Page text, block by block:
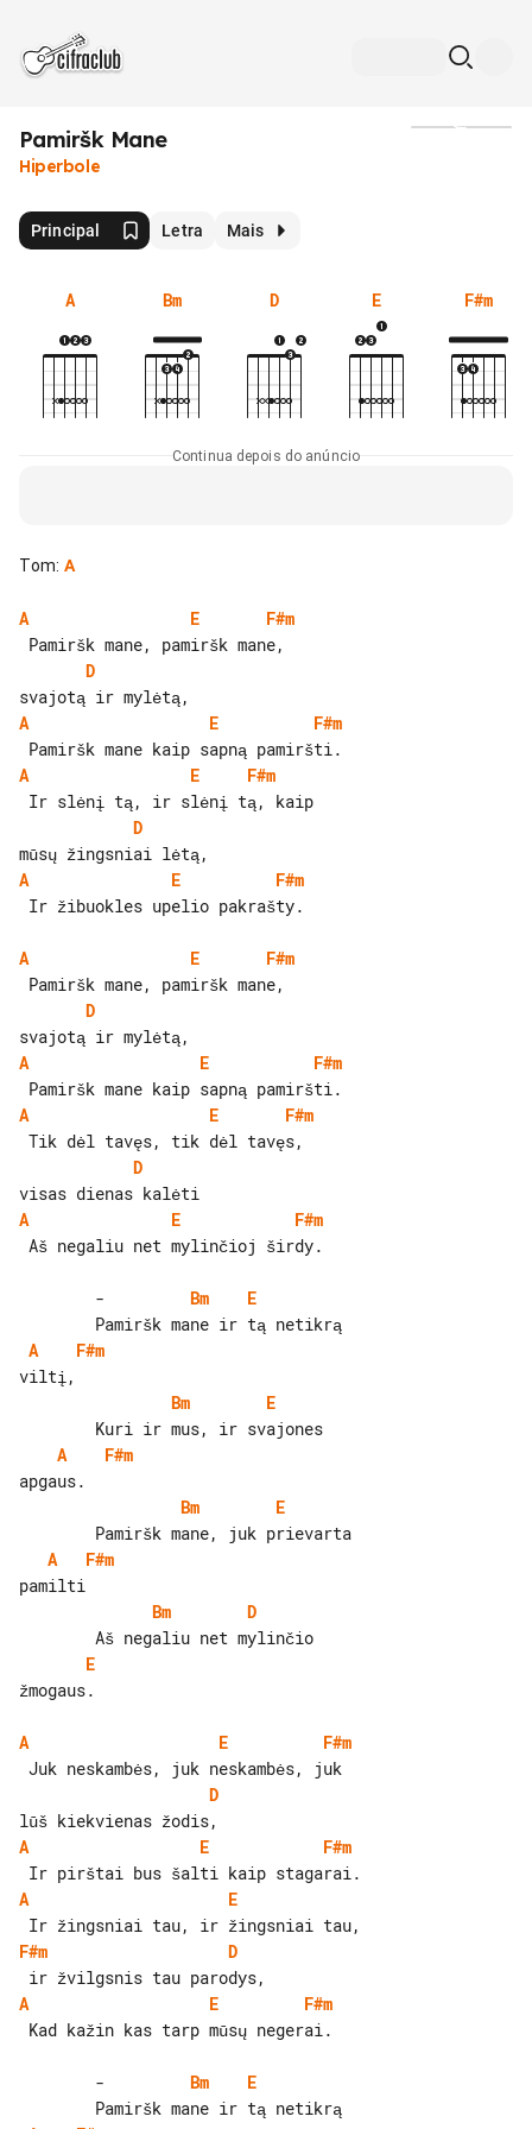
Pamiršk Mane
Hiperbole
Principal Letra Mais
A Bm D E F#m
Continua depois do anúncio
Tom: A
A E
F#m
D
A
E
F#m
A
E
F#m
D
A
E
F#m
A E
F#m
D
A
E
F#m
A
E
F#m
D
A
E
F#m
        -
Bm
E
A
F#m
Bm
E
A
F#m
Bm
E
A
F#m
Bm
D
E
žmogaus.
A E
F#m
D
A
E
F#m
A
E
F#m
D
A
E
F#m
        -
Bm
E